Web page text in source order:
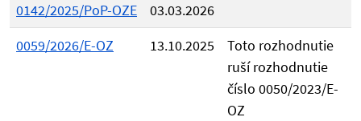
0142/2025/PoP-OZE
03.03.2026
0059/2026/E-OZ
13.10.2025
Toto rozhodnutie
ruší rozhodnutie
číslo 0050/2023/E-
OZ